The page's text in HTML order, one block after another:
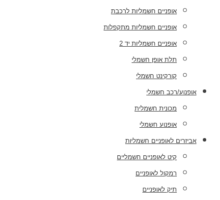
אופניים חשמליות לרכבת
אופניים חשמליות מתקפלות
אופניים חשמליות יד 2
תלת אופן חשמלי
קורקינט חשמלי
אופנוע/רכב חשמלי
מכונית חשמלית
אופנוע חשמלי
אביזרים לאופניים חשמליות
קיט לאופניים חשמליים
רמקול לאופניים
תיק לאופניים